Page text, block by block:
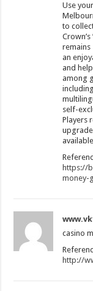
Use
to
remains
an
and
among
including
self-
Players
https://
money-
casino
http://